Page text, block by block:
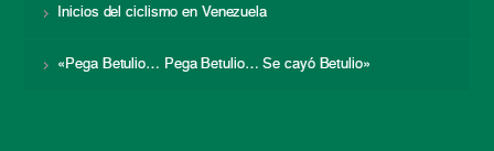
Inicios del ciclismo en Venezuela
«Pega Betulio… Pega Betulio… Se cayó Betulio»